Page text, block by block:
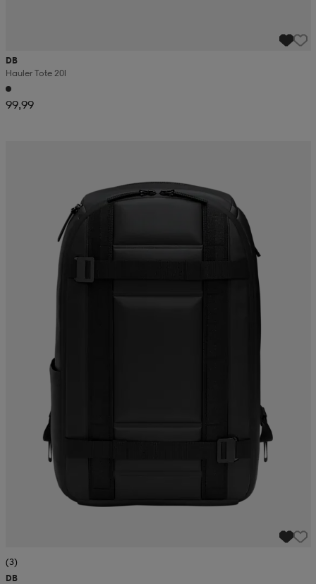
DB
Hauler Tote 20l
99,99
(3)
DB